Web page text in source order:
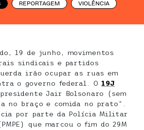
REPORTAGEM VIOLÊNCIA
19 de junho, movimentos
sindicais e partidos
irão ocupar as ruas em
o governo federal. O 19J
Jair Bolsonaro (sem
no braço e comida no prato”.
por parte da Polícia Militar
que marcou o fim do 29M